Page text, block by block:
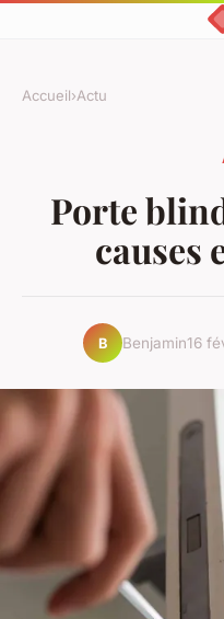
Accueil›Actu
Porte
causes
B Benjamin16